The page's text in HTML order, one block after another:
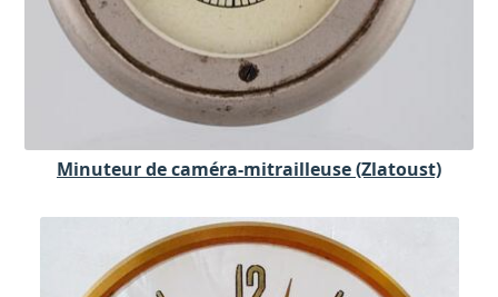
Minuteur de caméra-mitrailleuse (Zlatoust)